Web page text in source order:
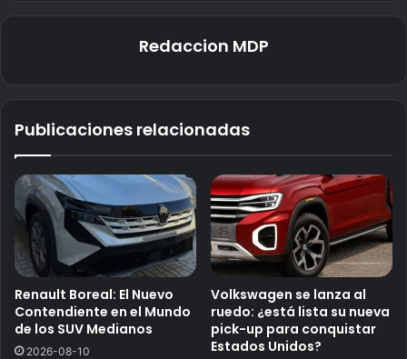
Redaccion MDP
Publicaciones relacionadas
Renault Boreal: El Nuevo
Contendiente en el Mundo
de los SUV Medianos
2026-08-10
Volkswagen se lanza al
ruedo: ¿está lista su nueva
pick-up para conquistar
Estados Unidos?